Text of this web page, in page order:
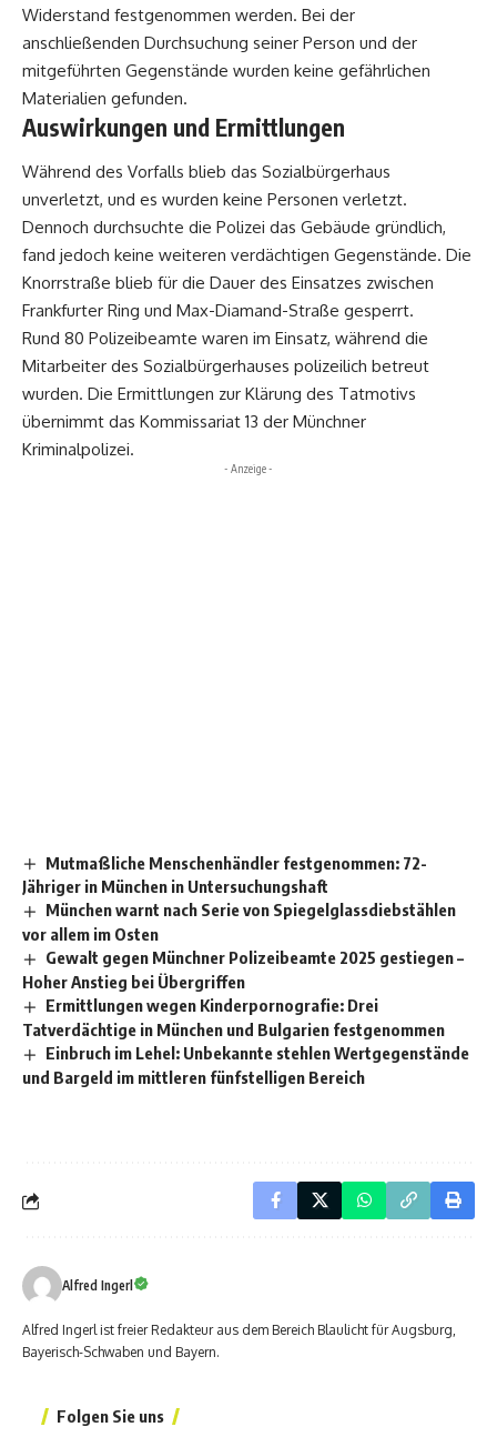
Widerstand festgenommen werden. Bei der
anschließenden Durchsuchung seiner Person und der
mitgeführten Gegenstände wurden keine gefährlichen
Materialien gefunden.
Auswirkungen und Ermittlungen
Während des Vorfalls blieb das Sozialbürgerhaus
unverletzt, und es wurden keine Personen verletzt.
Dennoch durchsuchte die Polizei das Gebäude gründlich,
fand jedoch keine weiteren verdächtigen Gegenstände. Die
Knorrstraße blieb für die Dauer des Einsatzes zwischen
Frankfurter Ring und Max-Diamand-Straße gesperrt.
Rund 80 Polizeibeamte waren im Einsatz, während die
Mitarbeiter des Sozialbürgerhauses polizeilich betreut
wurden. Die Ermittlungen zur Klärung des Tatmotivs
übernimmt das Kommissariat 13 der Münchner
Kriminalpolizei.
- Anzeige -
Mutmaßliche Menschenhändler festgenommen: 72-
Jähriger in München in Untersuchungshaft
München warnt nach Serie von Spiegelglassdiebstählen
vor allem im Osten
Gewalt gegen Münchner Polizeibeamte 2025 gestiegen –
Hoher Anstieg bei Übergriffen
Ermittlungen wegen Kinderpornografie: Drei
Tatverdächtige in München und Bulgarien festgenommen
Einbruch im Lehel: Unbekannte stehlen Wertgegenstände
und Bargeld im mittleren fünfstelligen Bereich
Alfred Ingerl
Alfred Ingerl ist freier Redakteur aus dem Bereich Blaulicht für Augsburg,
Bayerisch-Schwaben und Bayern.
Folgen Sie uns